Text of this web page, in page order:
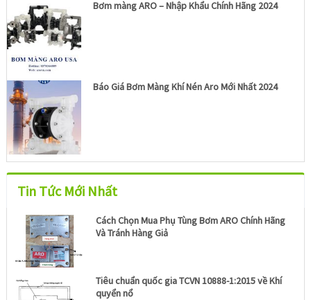
Bơm màng ARO – Nhập Khẩu Chính Hãng 2024
Báo Giá Bơm Màng Khí Nén Aro Mới Nhất 2024
Tin Tức Mới Nhất
Cách Chọn Mua Phụ Tùng Bơm ARO Chính Hãng
Và Tránh Hàng Giả
Tiêu chuẩn quốc gia TCVN 10888-1:2015 về Khí
quyển nổ